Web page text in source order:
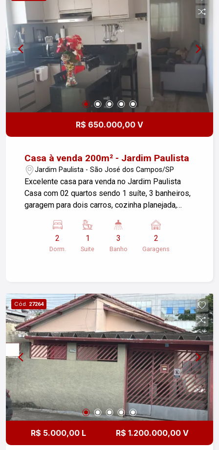
visita!
R$ 650.000,00 V
Casa à venda 200m² - Jardim Paulista
Jardim Paulista - São José dos Campos/SP
Excelente casa para venda no Jardim Paulista
Casa com 02 quartos sendo 1 suíte, 3 banheiros,
garagem para dois carros, cozinha planejada,
quintal. Terreno 5x40m , próximo da rodoviária
nova e center vale shopping.
2
Dorm.
1
Suite
3
Banho
2
Garagens
Cód. 27264
R$ 5.000,00 L R$ 1.200.000,00 V